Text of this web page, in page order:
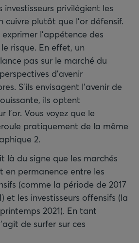
privilégient les
cuivre plutôt que l’or défensif.
l’appétence des
risque. En effet, un
pas sur le marché du
d'avenir
S’ils envisagent l’avenir de
ils optent
l’or. Vous voyez que le
pratiquement de la même
2.
là du signe que les marchés
en permanence entre les
(comme la période de 2017
et les investisseurs offensifs (la
2021). En tant
de surfer sur ces